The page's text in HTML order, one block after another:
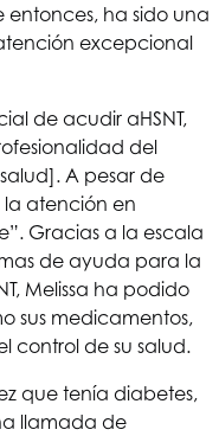
entonces, ha sido una
excepcional
de acudir aHSNT,
del
A pesar de
la atención en
Gracias a la escala
de ayuda para la
, Melissa ha podido
sus medicamentos,
control de su salud.
que tenía diabetes,
llamada de